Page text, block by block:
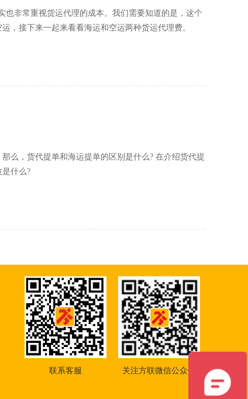
非常重视货运代理的成本。我们需要知道的是，这个
，接下来一起来看看海运和空运两种货运代理费。
提单和海运提单的区别是什么? 在介绍货代提
什么?
联系客服 关注方联微信公众号